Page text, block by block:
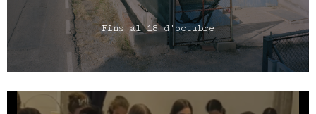
Fins al 18 d'octubre